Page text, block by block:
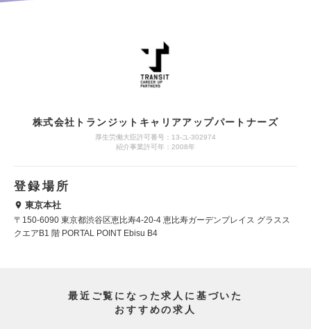
株式会社トランジットキャリアアップパートナーズ
厚生労働大臣許可番号：13-ユ-302974
紹介事業許可年：2008年
登録場所
東京本社
〒150-6090 東京都渋谷区恵比寿4-20-4 恵比寿ガーデンプレイス グラスス
クエアB1 階 PORTAL POINT Ebisu B4
最近ご覧になった求人に基づいた
おすすめの求人